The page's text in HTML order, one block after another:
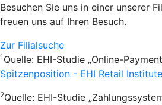
Besuchen Sie uns in einer unserer
freuen uns auf Ihren Besuch.
Zur Filialsuche
1 Quelle: EHI-Studie „Online-
Spitzenposition - EHI Retail Institute
2Quelle: EHI-Studie